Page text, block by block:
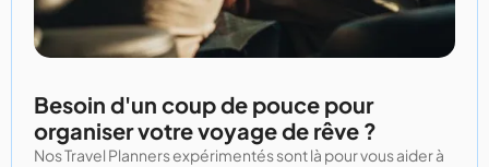
Besoin d'un coup de pouce pour
organiser votre voyage de rêve ?
Nos Travel Planners expérimentés sont là pour vous aider à